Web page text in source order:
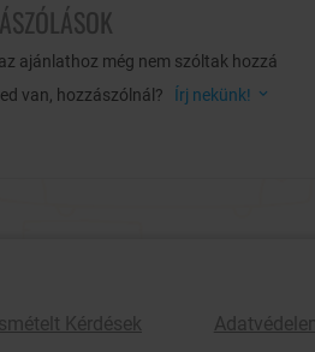
kontrasztja fokozza a hűsítő
folyamattal teljessé tehetik a
a magával ragadó hangulat.
ajánlathoz még nem szóltak hozzá
van, hozzászólnál?
Írj nekünk!
Kérdések